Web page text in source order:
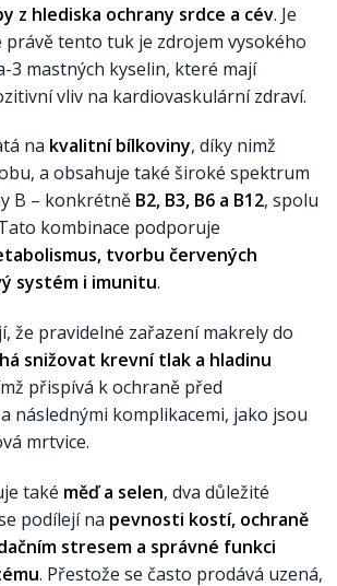
z hlediska ochrany srdce a cév. Je
právě tento tuk je zdrojem vysokého
3 mastných kyselin, které mají
vliv na kardiovaskulární zdraví.
na kvalitní bílkoviny, díky nimž
a obsahuje také široké spektrum
B – konkrétně B2, B3, B6 a B12, spolu
kombinace podporuje
tvorbu červených
systém i imunitu.
že pravidelné zařazení makrely do
snižovat krevní tlak a hladinu
přispívá k ochraně před
následnými komplikacemi, jako jsou
mrtvice.
také měď a selen, dva důležité
podílejí na pevnosti kostí, ochraně
stresem a správné funkci
. Přestože se často prodává uzená,